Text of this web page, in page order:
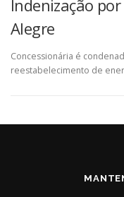
Indenização
Alegre
Concessionária é
reestabelecimento de